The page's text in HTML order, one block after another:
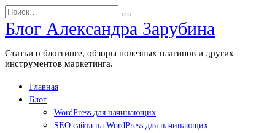
Перейти
к
содержанию
Search
for:
Блог Александра Зарубина
Статьи о блоггинге, обзоры полезных плагинов и других
инструментов маркетинга.
Главная
Блог
WordPress для начинающих
SEO сайта на WordPress для начинающих